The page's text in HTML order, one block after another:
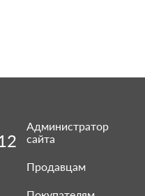
Администратор
сайта
Продавцам